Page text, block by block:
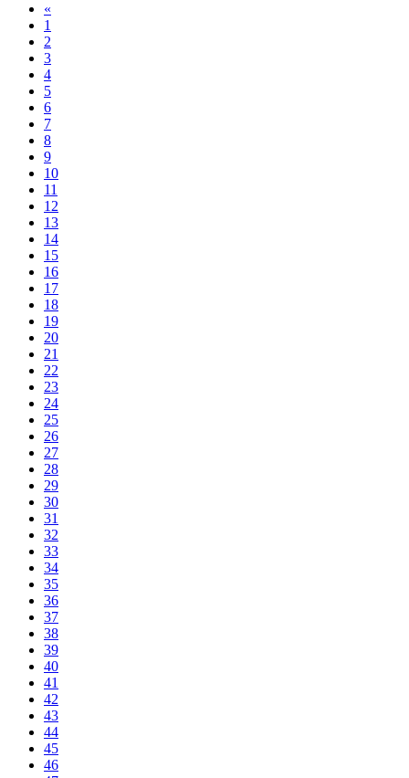
«
1
2
3
4
5
6
7
8
9
10
11
12
13
14
15
16
17
18
19
20
21
22
23
24
25
26
27
28
29
30
31
32
33
34
35
36
37
38
39
40
41
42
43
44
45
46